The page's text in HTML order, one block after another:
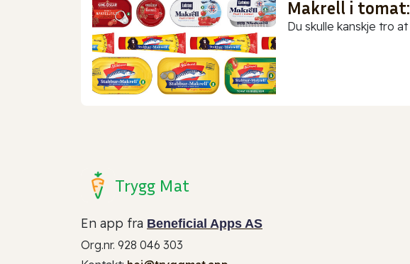
Makrell i
Du skulle kanskje tro
Trygg Mat
En app fra Beneficial Apps AS
Org.nr. 928 046 303